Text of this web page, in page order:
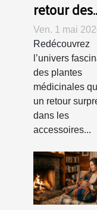
retour des
plantes
médicinales
dans les
pour
Ven. 1 mai
Redécouvrez
l’univers
des plantes
médicinales
un retour
dans les
accessoires...